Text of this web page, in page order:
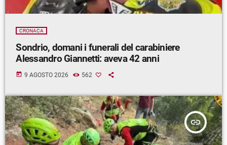
CRONACA
Sondrio, domani i funerali del carabiniere
Alessandro Giannetti: aveva 42 anni
today 9 AGOSTO 2026 562
insert_link